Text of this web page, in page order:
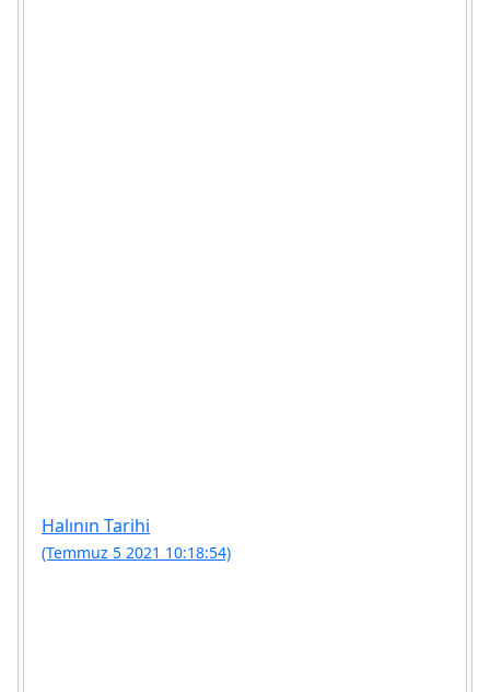
Halının Tarihi
(Temmuz 5 2021 10:18:54)